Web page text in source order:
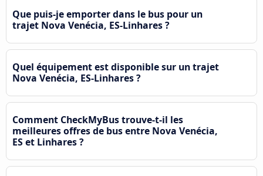
Que puis-je emporter dans le bus pour un
trajet Nova Venécia, ES-Linhares ?
Quel équipement est disponible sur un trajet
Nova Venécia, ES-Linhares ?
Comment CheckMyBus trouve-t-il les
meilleures offres de bus entre Nova Venécia,
ES et Linhares ?